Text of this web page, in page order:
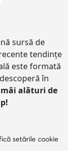
sursă de
tendințe
este formată
în
alături de
setările cookie